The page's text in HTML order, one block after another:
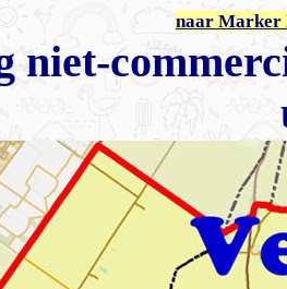
naar Marker
niet-